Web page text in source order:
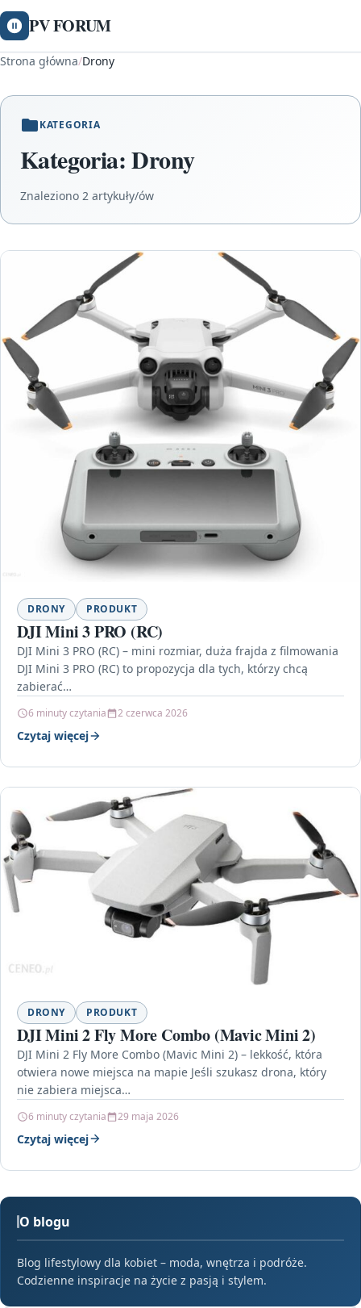
PV FORUM
Strona główna/Drony
KATEGORIA
Kategoria:Drony
Znaleziono 2 artykuły/ów
DRONY PRODUKT
DJI Mini 3 PRO (RC)
DJI Mini 3 PRO (RC) – mini rozmiar, duża frajda z filmowania
DJI Mini 3 PRO (RC) to propozycja dla tych, którzy chcą
zabierać…
6 minuty czytania 2 czerwca 2026
Czytaj więcej
DRONY PRODUKT
DJI Mini 2 Fly More Combo (Mavic Mini 2)
DJI Mini 2 Fly More Combo (Mavic Mini 2) – lekkość, która
otwiera nowe miejsca na mapie Jeśli szukasz drona, który
nie zabiera miejsca…
6 minuty czytania 29 maja 2026
Czytaj więcej
O blogu
Blog lifestylowy dla kobiet – moda, wnętrza i podróże.
Codzienne inspiracje na życie z pasją i stylem.